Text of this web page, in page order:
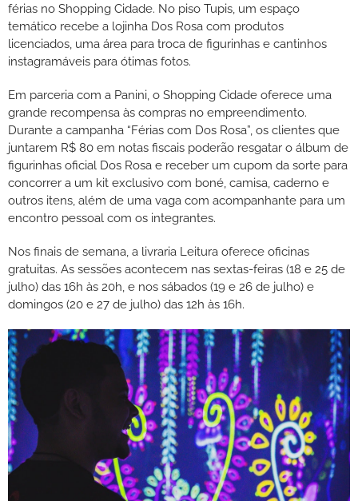
férias no Shopping Cidade. No piso Tupis, um espaço
temático recebe a lojinha Dos Rosa com produtos
licenciados, uma área para troca de figurinhas e cantinhos
instagramáveis para ótimas fotos.
Em parceria com a Panini, o Shopping Cidade oferece uma
grande recompensa às compras no empreendimento.
Durante a campanha “Férias com Dos Rosa”, os clientes que
juntarem R$ 80 em notas fiscais poderão resgatar o álbum de
figurinhas oficial Dos Rosa e receber um cupom da sorte para
concorrer a um kit exclusivo com boné, camisa, caderno e
outros itens, além de uma vaga com acompanhante para um
encontro pessoal com os integrantes.
Nos finais de semana, a livraria Leitura oferece oficinas
gratuitas. As sessões acontecem nas sextas-feiras (18 e 25 de
julho) das 16h às 20h, e nos sábados (19 e 26 de julho) e
domingos (20 e 27 de julho) das 12h às 16h.